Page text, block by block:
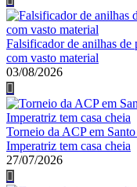
Falsificador de anilhas de
com vasto material
03/08/2026
Torneio da ACP em
Imperatriz tem casa cheia
27/07/2026